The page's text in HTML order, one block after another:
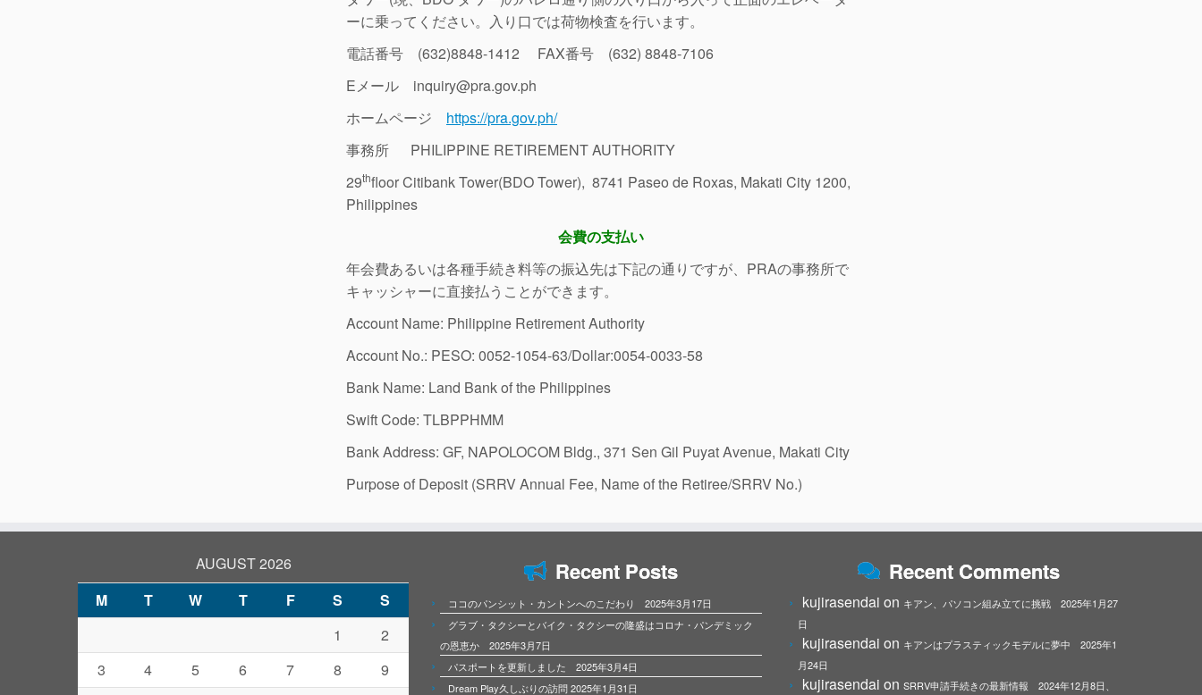
ーに乗ってください。入り口では荷物検査を行います。
電話番号 (632)8848-1412 FAX番号 (632) 8848-7106
Eメール inquiry@pra.gov.ph
ホームページ https://pra.gov.ph/
事務所 PHILIPPINE RETIREMENT AUTHORITY
29thfloor Citibank Tower(BDO Tower), 8741 Paseo de Roxas, Makati City 1200,
Philippines
会費の支払い
年会費あるいは各種手続き料等の振込先は下記の通りですが、PRAの事務所で
キャッシャーに直接払うことができます。
Account Name: Philippine Retirement Authority
Account No.: PESO: 0052-1054-63/Dollar:0054-0033-58
Bank Name: Land Bank of the Philippines
Swift Code: TLBPPHMM
Bank Address: GF, NAPOLOCOM Bldg., 371 Sen Gil Puyat Avenue, Makati City
Purpose of Deposit (SRRV Annual Fee, Name of the Retiree/SRRV No.)
AUGUST 2026
M
T W T F S
S
1
2
3
4 5 6 7 8
9
Recent Posts
ココのパンシット・カントンへのこだわり 2025年3月17日
グラブ・タクシーとバイク・タクシーの隆盛はコロナ・パンデミック
の恩恵か 2025年3月7日
パスポートを更新しました 2025年3月4日
Dream Play久しぶりの訪問 2025年1月31日
Recent Comments
kujirasendai on キアン、パソコン組み立てに挑戦 2025年1月27
日
kujirasendai on キアンはプラスティックモデルに夢中 2025年1
月24日
kujirasendai on SRRV申請手続きの最新情報 2024年12月8日、